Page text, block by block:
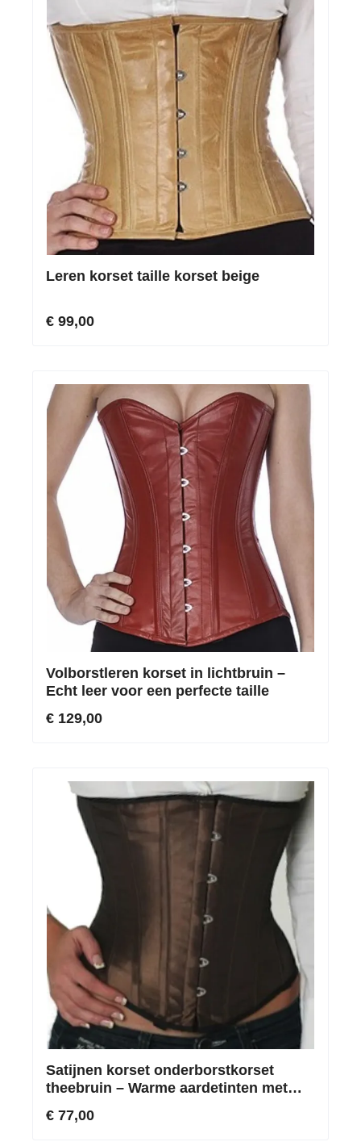
Leren korset taille korset beige
€ 99,00
Volborstleren korset in lichtbruin –
Echt leer voor een perfecte taille
€ 129,00
Satijnen korset onderborstkorset
theebruin – Warme aardetinten met
€ 77,00